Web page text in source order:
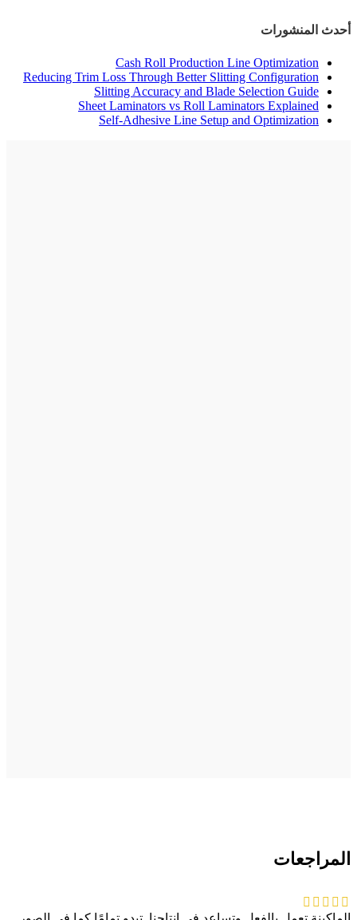
أحدث المنشورات
Cash Roll Production Line Optimization
Reducing Trim Loss Through Better Slitting Configuration
Slitting Accuracy and Blade Selection Guide
Sheet Laminators vs Roll Laminators Explained
Self-Adhesive Line Setup and Optimization
المراجعات